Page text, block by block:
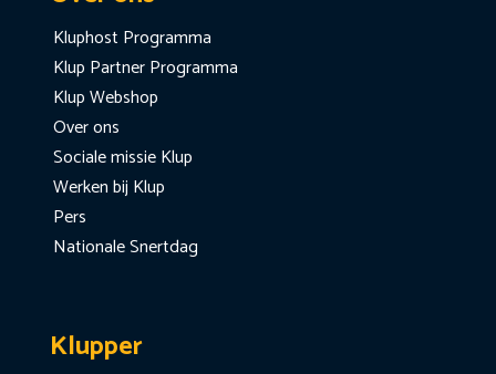
Kluphost Programma
Klup Partner Programma
Klup Webshop
Over ons
Sociale missie Klup
Werken bij Klup
Pers
Nationale Snertdag
Klupper